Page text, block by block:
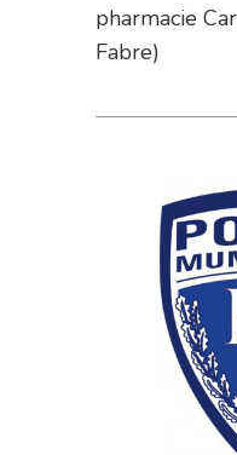
pharmacie
Fabre)